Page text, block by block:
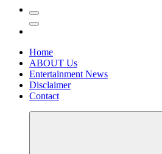
Home
ABOUT Us
Entertainment News
Disclaimer
Contact